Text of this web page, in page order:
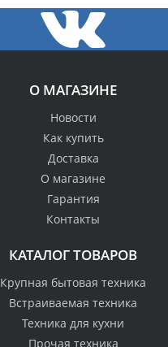
О МАГАЗИНЕ
Новости
Как купить
Доставка
О магазине
Гарантия
Контакты
КАТАЛОГ ТОВАРОВ
Крупная бытовая техника
Встраиваемая техника
Техника для кухни
Прочая техника